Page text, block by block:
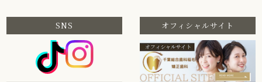
SNS オフィシャルサイト